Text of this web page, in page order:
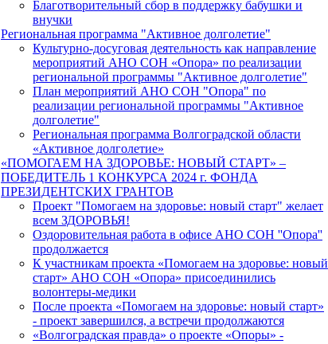
Благотворительный сбор в поддержку бабушки и
внучки
Региональная программа "Активное долголетие"
Культурно-досуговая деятельность как направление
мероприятий АНО СОН «Опора» по реализации
региональной программы "Активное долголетие"
План мероприятий АНО СОН "Опора" по
реализации региональной программы "Активное
долголетие"
Региональная программа Волгоградской области
«Активное долголетие»
«ПОМОГАЕМ НА ЗДОРОВЬЕ: НОВЫЙ СТАРТ» –
ПОБЕДИТЕЛЬ 1 КОНКУРСА 2024 г. ФОНДА
ПРЕЗИДЕНТСКИХ ГРАНТОВ
Проект "Помогаем на здоровье: новый старт" желает
всем ЗДОРОВЬЯ!
Оздоровительная работа в офисе АНО СОН ''Опора''
продолжается
К участникам проекта «Помогаем на здоровье: новый
старт» АНО СОН «Опора» присоединились
волонтеры-медики
После проекта «Помогаем на здоровье: новый старт»
- проект завершился, а встречи продолжаются
«Волгоградская правда» о проекте «Опоры» -